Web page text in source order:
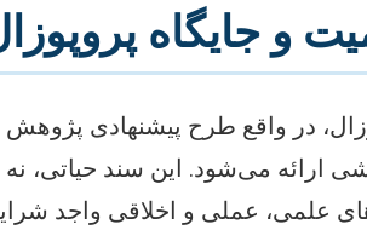
و جایگاه
در واقع طرح پیشنهادی
ارائه می‌شود. این سند حیاتی،
علمی، عملی و اخلاقی واجد